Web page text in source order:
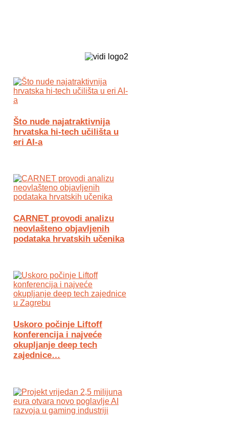
Što nude najatraktivnija
hrvatska hi-tech učilišta u
eri AI-a
CARNET provodi analizu
neovlašteno objavljenih
podataka hrvatskih učenika
Uskoro počinje Liftoff
konferencija i najveće
okupljanje deep tech
zajednice…